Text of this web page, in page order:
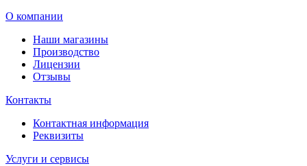
О компании
Наши магазины
Производство
Лицензии
Отзывы
Контакты
Контактная информация
Реквизиты
Услуги и сервисы